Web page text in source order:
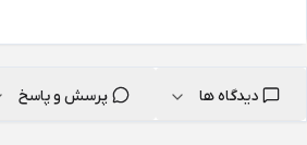
دیدگاه ها پرسش و پاسخ